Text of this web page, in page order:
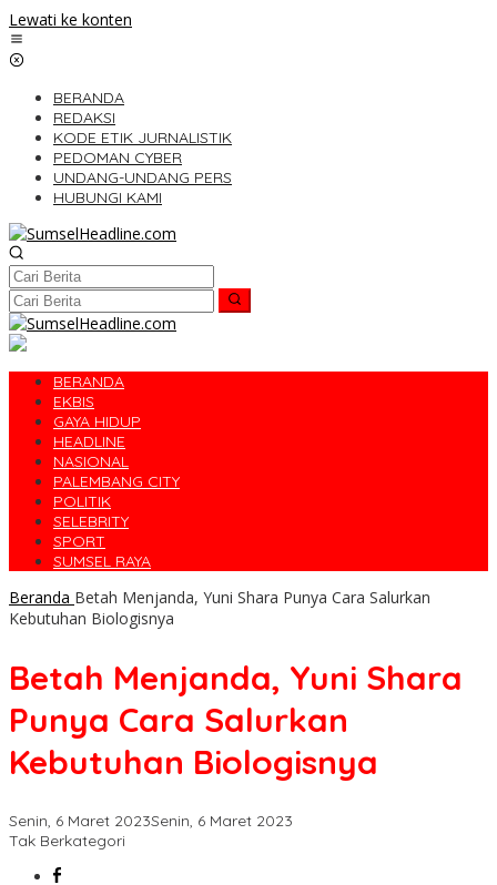
Lewati ke konten
BERANDA
REDAKSI
KODE ETIK JURNALISTIK
PEDOMAN CYBER
UNDANG-UNDANG PERS
HUBUNGI KAMI
BERANDA
EKBIS
GAYA HIDUP
HEADLINE
NASIONAL
PALEMBANG CITY
POLITIK
SELEBRITY
SPORT
SUMSEL RAYA
Beranda Betah Menjanda, Yuni Shara Punya Cara Salurkan
Kebutuhan Biologisnya
Betah Menjanda, Yuni Shara
Punya Cara Salurkan
Kebutuhan Biologisnya
Senin, 6 Maret 2023Senin, 6 Maret 2023
Tak Berkategori